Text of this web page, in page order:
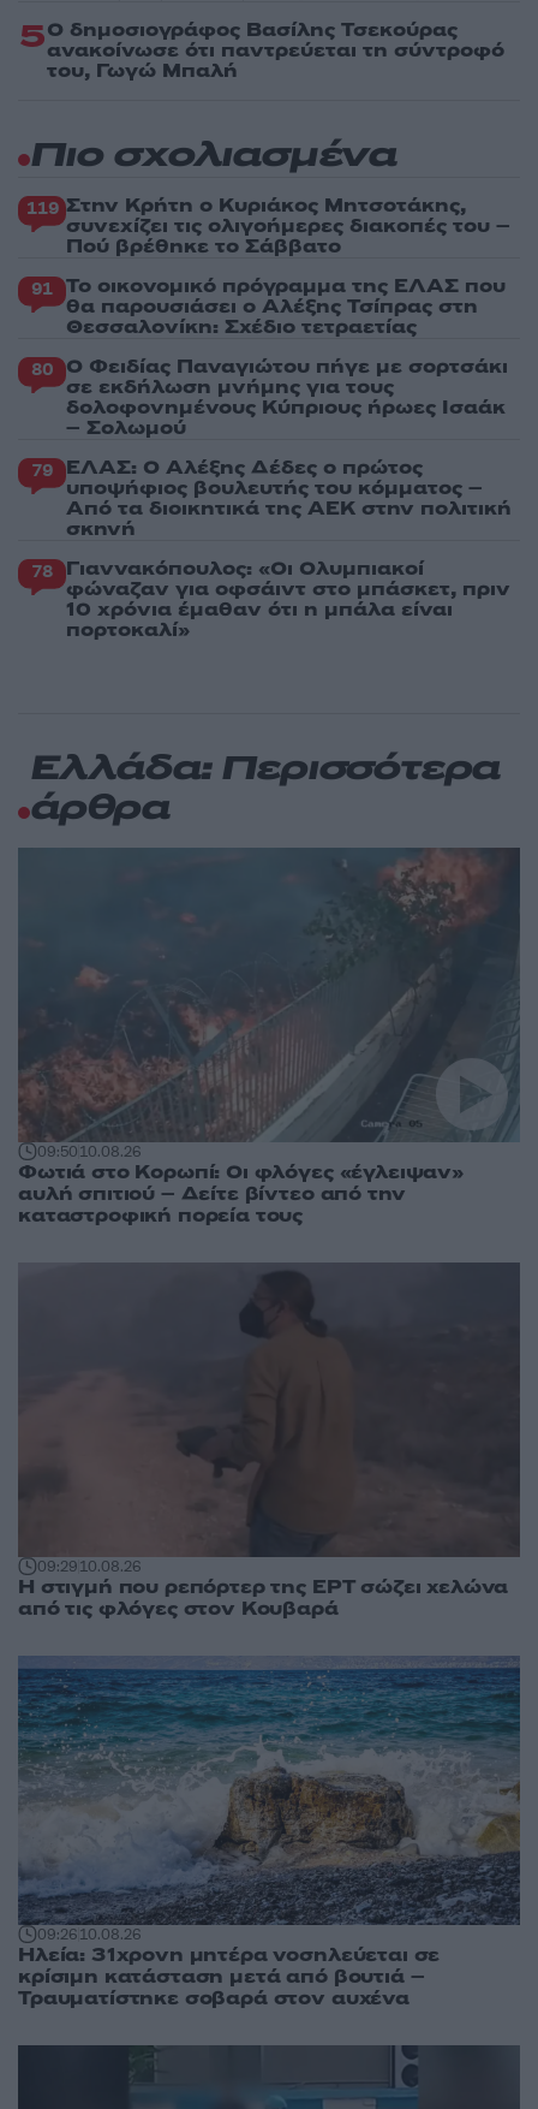
5Ο δημοσιογράφος Βασίλης Τσεκούρας
ανακοίνωσε ότι παντρεύεται τη σύντροφό
του, Γωγώ Μπαλή
Πιο σχολιασμένα
119 Στην Κρήτη ο Κυριάκος Μητσοτάκης,
συνεχίζει τις ολιγοήμερες διακοπές του –
Πού βρέθηκε το Σάββατο
91 Το οικονομικό πρόγραμμα της ΕΛΑΣ που
θα παρουσιάσει ο Αλέξης Τσίπρας στη
Θεσσαλονίκη: Σχέδιο τετραετίας
80 Ο Φειδίας Παναγιώτου πήγε με σορτσάκι
σε εκδήλωση μνήμης για τους
δολοφονημένους Κύπριους ήρωες Ισαάκ
– Σολωμού
79 ΕΛΑΣ: Ο Αλέξης Δέδες ο πρώτος
υποψήφιος βουλευτής του κόμματος –
Από τα διοικητικά της ΑΕΚ στην πολιτική
σκηνή
78 Γιαννακόπουλος: «Οι Ολυμπιακοί
φώναζαν για οφσάιντ στο μπάσκετ, πριν
10 χρόνια έμαθαν ότι η μπάλα είναι
πορτοκαλί»
Ελλάδα: Περισσότερα
άρθρα
09:5010.08.26
Φωτιά στο Κορωπί: Οι φλόγες «έγλειψαν»
αυλή σπιτιού – Δείτε βίντεο από την
καταστροφική πορεία τους
09:2910.08.26
Η στιγμή που ρεπόρτερ της ΕΡΤ σώζει χελώνα
από τις φλόγες στον Κουβαρά
09:2610.08.26
Ηλεία: 31χρονη μητέρα νοσηλεύεται σε
κρίσιμη κατάσταση μετά από βουτιά –
Τραυματίστηκε σοβαρά στον αυχένα